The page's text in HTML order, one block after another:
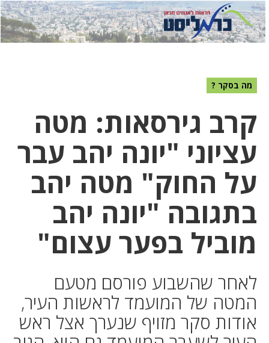
לחץ
כאן
לחץ
כדי
מה בסקר ?
קרב גירסאות: מטה
עציוני "יונה יהב עבר
על החוק" מטה יהב
בתגובה "יונה יהב
מוביל בפער עצום"
לאחר שהשבוע פורסם מטעם
המטה של המועמד לראשות העיר,
אודות סקר מזויף שנערך אצל ראש